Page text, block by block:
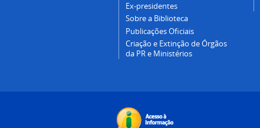
Ex-presidentes
Sobre a Biblioteca
Publicações Oficiais
Criação e Extinção de Órgãos
da PR e Ministérios